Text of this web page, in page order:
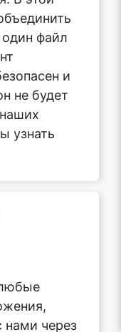
файл
и
не будет
узнать
через